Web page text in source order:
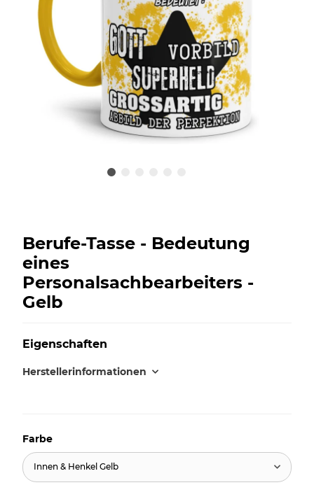
Berufe-Tasse - Bedeutung
eines
Personalsachbearbeiters -
Gelb
Eigenschaften
Herstellerinformationen
Farbe
Innen & Henkel Gelb